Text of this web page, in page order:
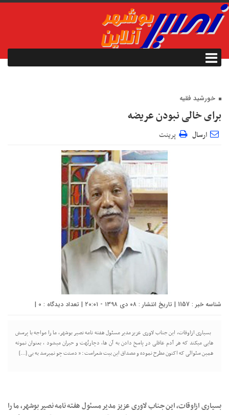
خورشید فقیه
برای خالی نبودن عریضه
ارسال پرینت
شناسه خبر : 1157 | تاریخ انتشار : ۰۸ دی ۱۳۹۸ - ۲۰:۰۱ | تعداد دیدگاه : 0
|
بسیاری ازاوقات، این جناب لاوری عزیز مدیر مسئول هفته نامه نصیر بوشهر، ما را مواجه با پرسش
هایی میکند که هر آدم عاقلی در پاسخ دادن به آن ها، دچاربُهت و حیران میشود ، بعنوان نمونه
همین سئوالی که اکنون مطرح نموده و مصداق این بیت شعراست : « دستت چو نمیرسد به بی […]
بسیاری ازاوقات، این جناب لاوری عزیز مدیر مسئول هفته نامه نصیر بوشهر، ما را